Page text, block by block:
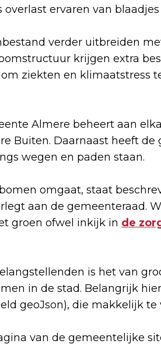
ervaren van
verder uitbreiden
krijgen extra
ziekten en klimaatstress
Almere beheert aan
Buiten. Daarnaast heeft
wegen en paden staan.
omgaat, staat
aan de gemeenteraad.
groen ofwel inkijk in de
is het van
in de stad. Belangrijk
geoJson), die makkelijk te
van de gemeentelijke